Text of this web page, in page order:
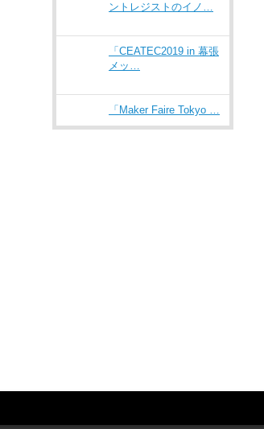
ントレジストのイノ…
「CEATEC2019 in 幕張
メッ…
「Maker Faire Tokyo …